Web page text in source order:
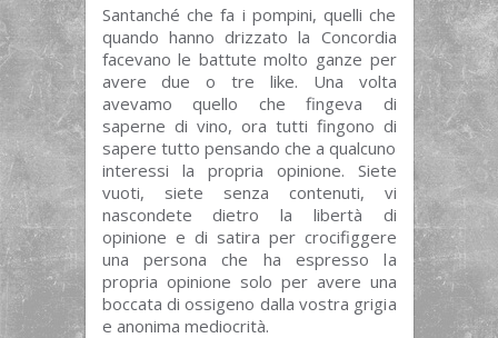
Santanché che fa i pompini, quelli che
quando hanno drizzato la Concordia
facevano le battute molto ganze per
avere due o tre like. Una volta
avevamo quello che fingeva di
saperne di vino, ora tutti fingono di
sapere tutto pensando che a qualcuno
interessi la propria opinione. Siete
vuoti, siete senza contenuti, vi
nascondete dietro la libertà di
opinione e di satira per crocifiggere
una persona che ha espresso la
propria opinione solo per avere una
boccata di ossigeno dalla vostra grigia
e anonima mediocrità.